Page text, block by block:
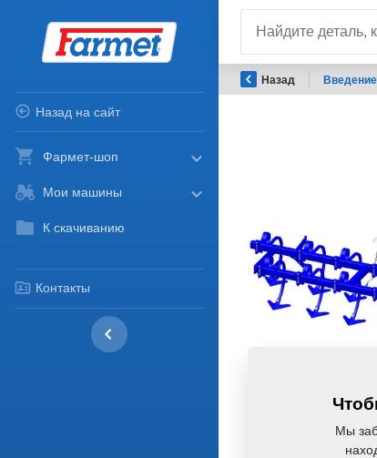
Назад на сайт
Фармет-шоп
Мои машины
К скачиванию
Контакты
Назад Введение
Мы